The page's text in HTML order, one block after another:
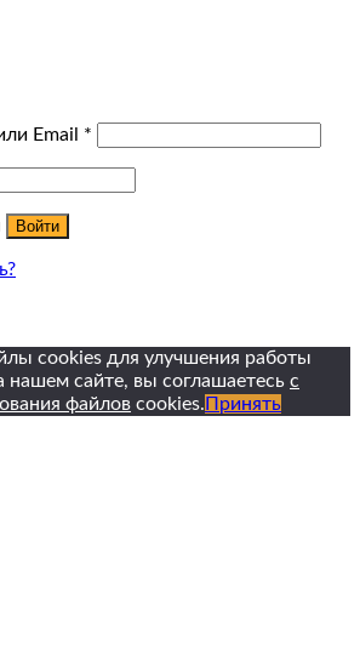
Email *
Войти
cookies для улучшения работы
нашем сайте, вы соглашаетесь с
файлов cookies. Принять